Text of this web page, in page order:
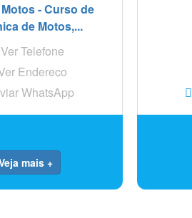
- Curso de
de Motos,...
Telefone
Endereço
WhatsApp
mais +